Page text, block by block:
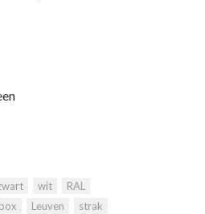
wit RAL
Leuven strak